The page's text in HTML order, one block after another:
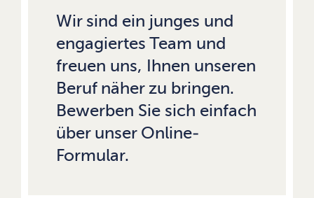
Wir sind ein junges und
engagiertes Team und
freuen uns, Ihnen unseren
Beruf näher zu bringen.
Bewerben Sie sich einfach
über unser Online-
Formular.